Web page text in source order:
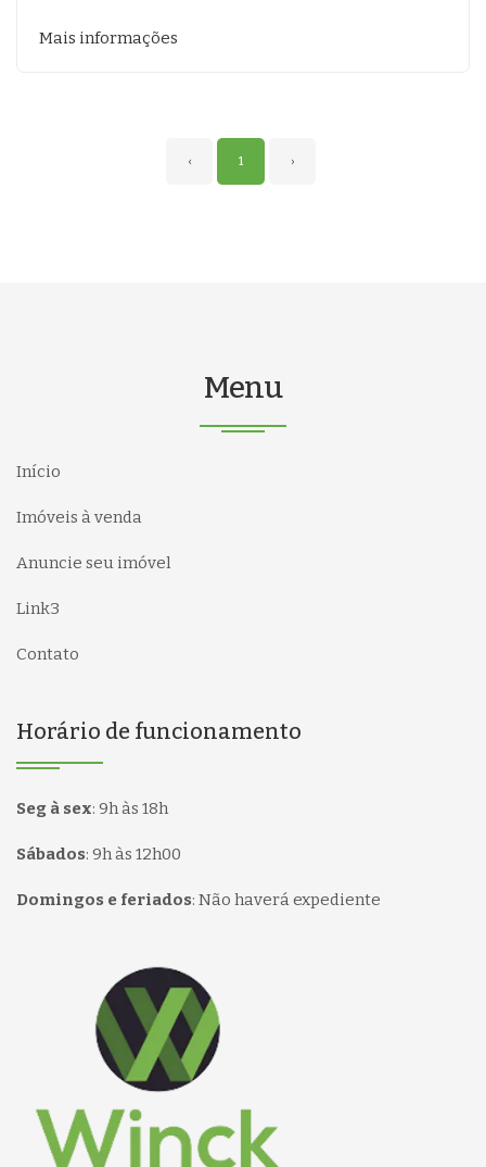
Mais informações
‹ 1 ›
Menu
Início
Imóveis à venda
Anuncie seu imóvel
Link3
Contato
Horário de funcionamento
Seg à sex: 9h às 18h
Sábados: 9h às 12h00
Domingos e feriados: Não haverá expediente
Página inicial